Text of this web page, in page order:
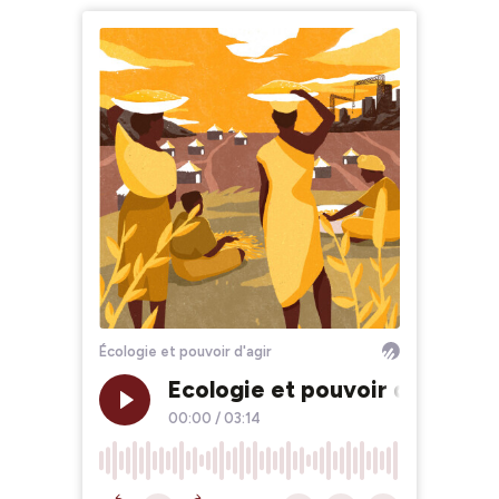
Écologie et pouvoir d'agir
Ecologie et pouvoir d’agir,
00:00 / 03:14